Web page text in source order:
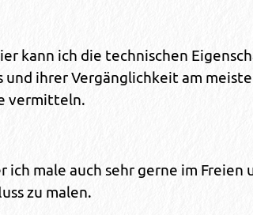
kann ich die technischen
und ihrer Vergänglichkeit am
vermitteln.
male auch sehr gerne im Freien
zu malen.